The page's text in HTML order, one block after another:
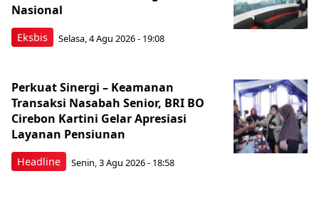
Eksbis
Nasional
Selasa, 4 Agu 2026 - 19:08
Headline
Perkuat Sinergi – Keamanan
Transaksi Nasabah Senior, BRI BO
Cirebon Kartini Gelar Apresiasi
Layanan Pensiunan
Senin, 3 Agu 2026 - 18:58